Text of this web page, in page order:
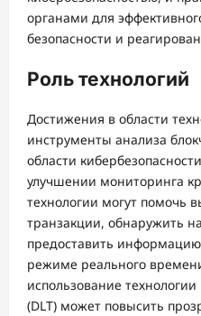
органами для
безопасности и
Роль технологий
Достижения в области
инструменты анализа
области
улучшении мониторинга
технологии могут помочь
транзакции, обнаружить
предоставить
режиме реального
использование
(DLT) может повысить